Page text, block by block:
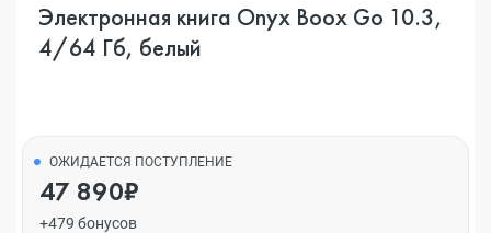
Электронная книга Onyx Boox Go 10.3,
4/64 Гб, белый
ОЖИДАЕТСЯ ПОСТУПЛЕНИЕ
47 890₽
+479 бонусов